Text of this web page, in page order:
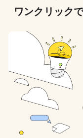
ワンクリック